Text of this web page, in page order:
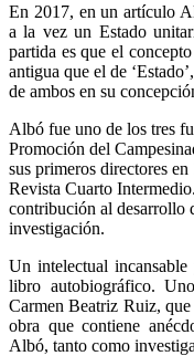
En 2017, en un artículo
a la vez un Estado
partida es que el
antigua que el de
de ambos en su
Albó fue uno de los tres
Promoción del
sus primeros directores
Revista Cuarto
contribución al desarrollo
investigación.
Un intelectual
libro autobiográfico.
Carmen Beatriz Ruiz,
obra que contiene
Albó, tanto como